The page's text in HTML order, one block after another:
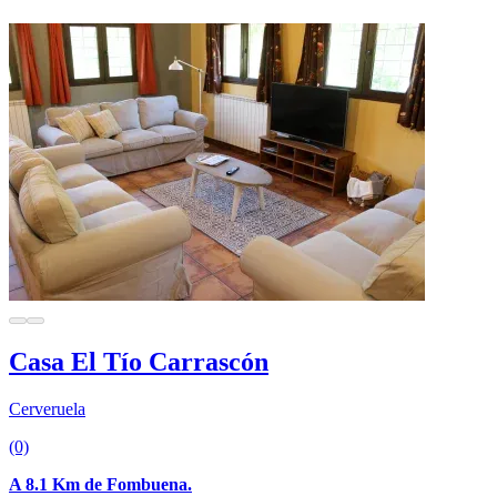
Casa El Tío Carrascón
Cerveruela
(0)
A 8.1 Km de Fombuena.